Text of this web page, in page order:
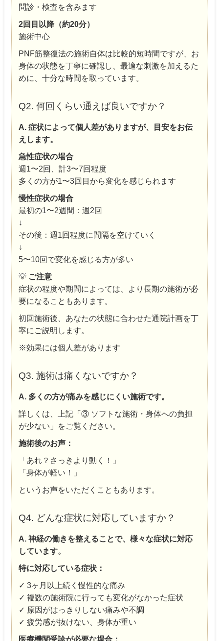
問診・検査を含みます
2回目以降（約20分）
施術中心
PNF筋整復法の施術自体は比較的短時間ですが、お
身体の状態を丁寧に確認し、最適な刺激を加えるた
めに、十分な時間を取っています。
Q2. 何回くらい通えば良いですか？
A. 症状によって個人差がありますが、目安をお伝
えします。
急性症状の場合
週1〜2回、計3〜7回程度
多くの方が1〜3回目から変化を感じられます
慢性症状の場合
最初の1〜2週間：週2回
↓
その後：週1回程度に間隔を空けていく
↓
5〜10回で変化を感じる方が多い
💡 ご注意
症状の程度や期間によっては、より長期の施術が必
要になることもあります。
初回施術後、あなたの状態に合わせた通院計画を丁
寧にご説明します。
※効果には個人差があります
Q3. 施術は痛くないですか？
A. 多くの方が痛みを感じにくい施術です。
詳しくは、上記「③ ソフトな施術・身体への負担
が少ない」をご覧ください。
施術後のお声：
「あれ？さっきより動く！」
「身体が軽い！」
というお声をいただくこともあります。
Q4. どんな症状に対応していますか？
A. 神経の働きを整えることで、様々な症状に対応
しています。
特に対応している症状：
✓ 3ヶ月以上続く慢性的な痛み
✓ 複数の施術院に行っても変化がなかった症状
✓ 原因がはっきりしない痛みや不調
✓ 疲労感が抜けない、身体が重い